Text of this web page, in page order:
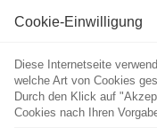
Cf Support
Cookie-Einwilligung
Diese Internetseite
welche Art von Cookies
Durch den Klick auf
Cookies nach Ihren